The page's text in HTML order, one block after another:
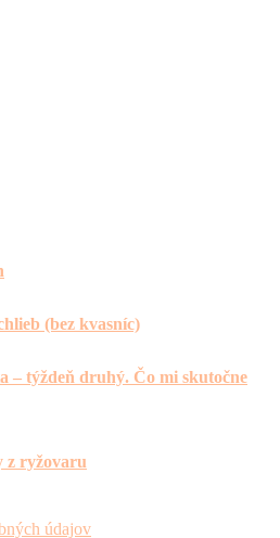
(bez kvasníc)
– týždeň druhý. Čo mi skutočne
z ryžovaru
údajov